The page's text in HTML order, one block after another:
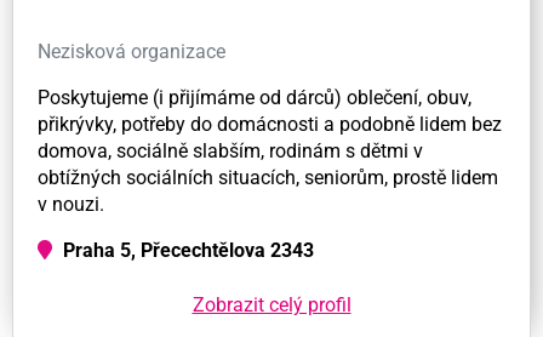
Nezisková organizace
Poskytujeme (i přijímáme od dárců) oblečení, obuv,
přikrývky, potřeby do domácnosti a podobně lidem bez
domova, sociálně slabším, rodinám s dětmi v
obtížných sociálních situacích, seniorům, prostě lidem
v nouzi.
Praha 5, Přecechtělova 2343
Zobrazit celý profil